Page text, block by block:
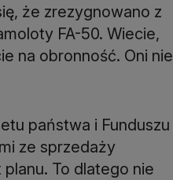
że zrezygnowano z
FA-50. Wiecie,
na obronność. Oni nie
państwa i Funduszu
ze sprzedaży
To dlatego nie